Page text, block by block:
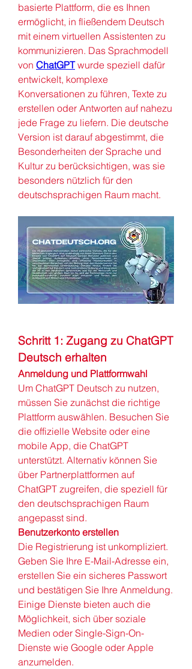
basierte Plattform, die es Ihnen
ermöglicht, in fließendem Deutsch
mit einem virtuellen Assistenten zu
kommunizieren. Das Sprachmodell
von ChatGPT wurde speziell dafür
entwickelt, komplexe
Konversationen zu führen, Texte zu
erstellen oder Antworten auf nahezu
jede Frage zu liefern. Die deutsche
Version ist darauf abgestimmt, die
Besonderheiten der Sprache und
Kultur zu berücksichtigen, was sie
besonders nützlich für den
deutschsprachigen Raum macht.
Schritt 1: Zugang zu ChatGPT
Deutsch erhalten
Anmeldung und Plattformwahl
Um ChatGPT Deutsch zu nutzen,
müssen Sie zunächst die richtige
Plattform auswählen. Besuchen Sie
die offizielle Website oder eine
mobile App, die ChatGPT
unterstützt. Alternativ können Sie
über Partnerplattformen auf
ChatGPT zugreifen, die speziell für
den deutschsprachigen Raum
angepasst sind.
Benutzerkonto erstellen
Die Registrierung ist unkompliziert.
Geben Sie Ihre E-Mail-Adresse ein,
erstellen Sie ein sicheres Passwort
und bestätigen Sie Ihre Anmeldung.
Einige Dienste bieten auch die
Möglichkeit, sich über soziale
Medien oder Single-Sign-On-
Dienste wie Google oder Apple
anzumelden.